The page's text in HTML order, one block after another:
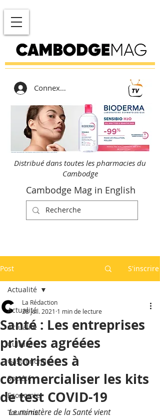
Connexion
Distribué dans toutes les pharmacies du
Cambodge
Cambodge Mag in English
Post S'inscrire
Actualité
Actualité
Culture
Gastronomie
Société
Economie
Tourisme
Actualité
Santé : Les entreprises
privées agréées
autorisées à
commercialiser les kits
de test COVID-19
La Rédaction
28 juil. 2021 1 min de lecture
Le ministère de la Santé vient